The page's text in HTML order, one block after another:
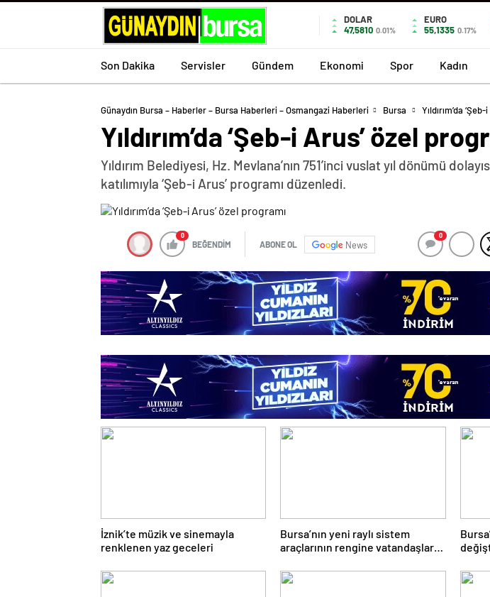
DOLAR
47,5810 0.01%
EURO
55,1335 0.17%
Son Dakika Servisler Gündem Ekonomi Spor Kadın
Günaydın Bursa – Haberler – Bursa Haberleri – Osmangazi Haberleri Bursa Yıldırım’da
Yıldırım’da ‘Şeb-i Arus’ özel
Yıldırım Belediyesi, Hz. Mevlana’nın 751’inci vuslat yıl dönümü
katılımıyla ‘Şeb-i Arus’ programı düzenledi.
0
BEĞENDİM ABONE OL News
0
İznik’te müzik ve sinemayla
renklenen yaz geceleri
Bursa’nın yeni raylı sistem
araçlarının rengine vatandaşlar